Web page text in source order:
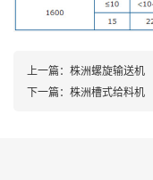
上一篇： 株洲螺旋输送机
下一篇： 株洲槽式给料机